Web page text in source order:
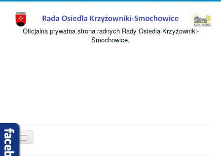
Oficjalna prywatna strona radnych Rady Osiedla Krzyżowniki-
Smochowice.
Przełącz
nawigację